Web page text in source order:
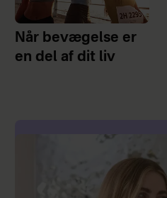
Når bevægelse er
en del af dit liv